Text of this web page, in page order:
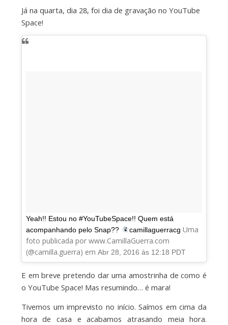
Já na quarta, dia 28, foi dia de gravação no YouTube
Space!
Yeah!! Estou no #YouTubeSpace!! Quem está
acompanhando pelo Snap??
camillaguerracg Uma
foto publicada por www.CamillaGuerra.com
(@camilla.guerra) em Abr 28, 2016 às 12:18 PDT
E em breve pretendo dar uma amostrinha de como é
o YouTube Space! Mas resumindo… é mara!
Tivemos um imprevisto no início. Saímos em cima da
hora de casa e acabamos atrasando meia hora.